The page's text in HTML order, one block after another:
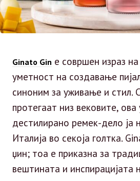
Ginato Gin е совршен израз
уметност на создавање
синоним за уживање и стил.
протегаат низ вековите, ова
дестилирано ремек-дело ја
Италија во секоја голтка.
џин; тоа е приказна за
вештината и инспирацијата